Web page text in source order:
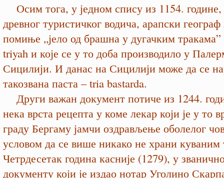
Осим тога, у једном спису из 1154. године,
древног туристичког водича, арапски
помиње „јело од брашна у дугачким тракама”
triyah и које се у то доба производило у
Сицилији. И данас на Сицилији може да се
такозвана паста – tria bastarda.
Други важан документ потиче из 1244.
нека врста рецепта у коме лекар који је у то
граду Бергаму јамчи оздрављење оболелог
условом да се више никако не храни куваним
Четрдесетак година касније (1279), у
документу који је издао нотар Уголино